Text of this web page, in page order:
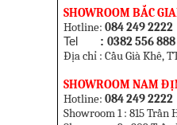
SHOWROOM BẮC
Hotline:084 249 2222
Tel :0382 556 888
Địa chỉ : Cầu Già Khê,
SHOWROOM NAM
Hotline:084 249 2222
Showroom 1 :815 Trần